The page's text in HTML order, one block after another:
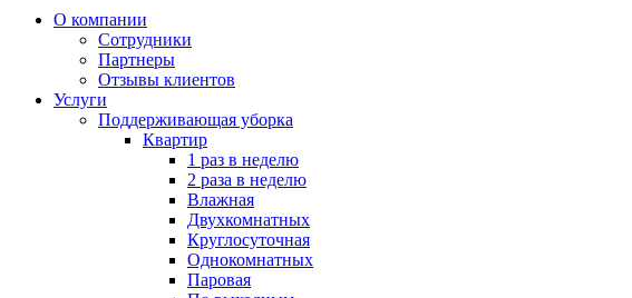
О компании
Сотрудники
Партнеры
Отзывы клиентов
Услуги
Поддерживающая уборка
Квартир
1 раз в неделю
2 раза в неделю
Влажная
Двухкомнатных
Круглосуточная
Однокомнатных
Паровая